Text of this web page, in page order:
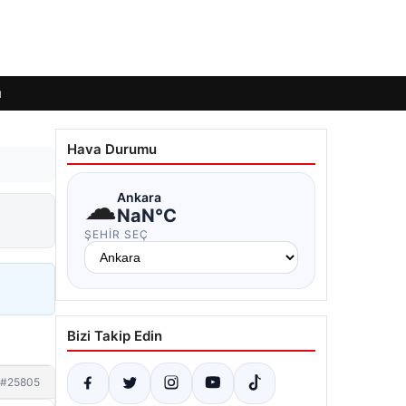
#25805
Hava Durumu
☁Ankara
NaN°C
ŞEHIR SEÇ
Bizi Takip Edin